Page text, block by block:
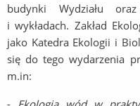
budynki Wydziału
i wykładach. Zakład
jako Katedra Ekologii i
się do tego wydarzenia
m.in: